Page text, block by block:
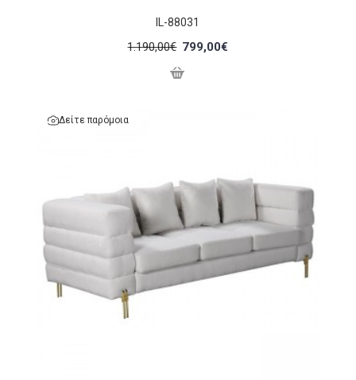
IL-88031
1.190,00€ 799,00€
Δείτε παρόμοια